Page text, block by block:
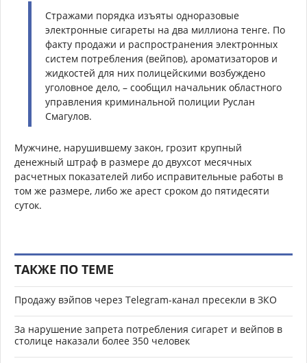
Стражами порядка изъяты одноразовые
электронные сигареты на два миллиона тенге. По
факту продажи и распространения электронных
систем потребления (вейпов), ароматизаторов и
жидкостей для них полицейскими возбуждено
уголовное дело, – сообщил начальник областного
управления криминальной полиции Руслан
Смагулов.
Мужчине, нарушившему закон, грозит крупный
денежный штраф в размере до двухсот месячных
расчетных показателей либо исправительные работы в
том же размере, либо же арест сроком до пятидесяти
суток.
ТАКЖЕ ПО ТЕМЕ
Продажу вэйпов через Telegram-канал пресекли в ЗКО
За нарушение запрета потребления сигарет и вейпов в
столице наказали более 350 человек